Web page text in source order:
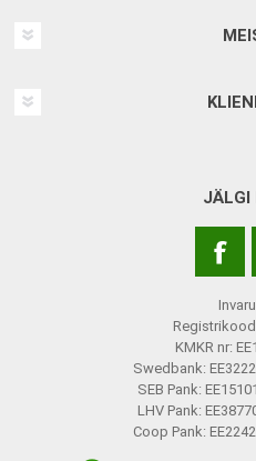
JÄLGI
KMKR nr:
Swedbank:
SEB Pank:
LHV Pank:
Coop Pank: